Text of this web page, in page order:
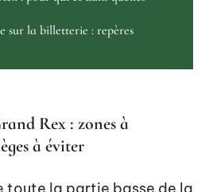
sur la billetterie : repères
Rex : zones à
à éviter